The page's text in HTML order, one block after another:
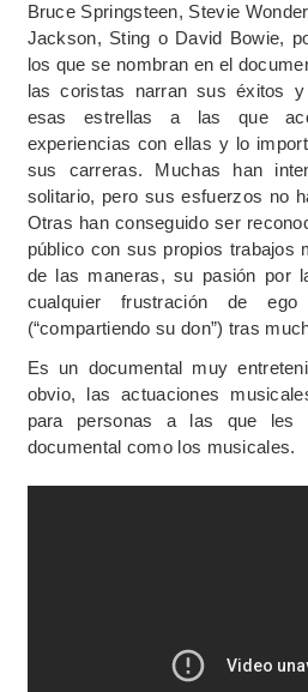
Bruce Springsteen, Stevie
Jackson, Sting o David Bowie,
los que se nombran en el
las coristas narran sus éxitos
esas estrellas a las que
experiencias con ellas y lo
sus carreras. Muchas han
solitario, pero sus esfuerzos no
Otras han conseguido ser
público con sus propios trabajos
de las maneras, su pasión por
cualquier frustración de
(“compartiendo su don”) tras
Es un documental muy
obvio, las actuaciones
para personas a las que les
documental como los musicales.